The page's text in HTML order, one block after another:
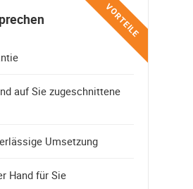
VORTEILE
auf Sie zugeschnittene
Umsetzung
Hand für Sie